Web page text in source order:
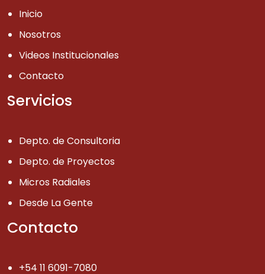
Inicio
Nosotros
Videos Institucionales
Contacto
Servicios
Depto. de Consultoria
Depto. de Proyectos
Micros Radiales
Desde La Gente
Contacto
+54 11 6091-7080